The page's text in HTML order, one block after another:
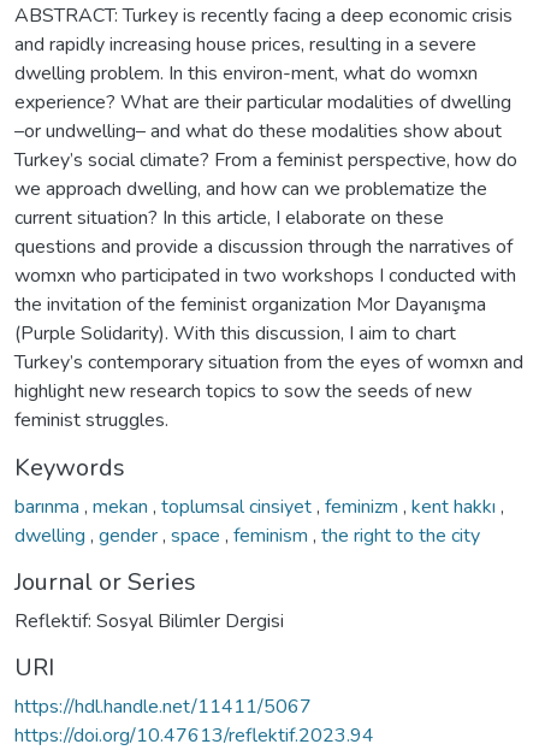
ABSTRACT: Turkey is recently facing a deep economic crisis
and rapidly increasing house prices, resulting in a severe
dwelling problem. In this environ-ment, what do womxn
experience? What are their particular modalities of dwelling
–or undwelling– and what do these modalities show about
Turkey’s social climate? From a feminist perspective, how do
we approach dwelling, and how can we problematize the
current situation? In this article, I elaborate on these
questions and provide a discussion through the narratives of
womxn who participated in two workshops I conducted with
the invitation of the feminist organization Mor Dayanışma
(Purple Solidarity). With this discussion, I aim to chart
Turkey’s contemporary situation from the eyes of womxn and
highlight new research topics to sow the seeds of new
feminist struggles.
Keywords
barınma , mekan , toplumsal cinsiyet, feminizm , kent hakkı ,
dwelling , gender, space , feminism , the right to the city
Journal or Series
Reflektif: Sosyal Bilimler Dergisi
URI
https://hdl.handle.net/11411/5067
https://doi.org/10.47613/reflektif.2023.94